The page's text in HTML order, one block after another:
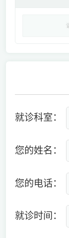
就诊科室：
您的姓名：
您的电话：
就诊时间：